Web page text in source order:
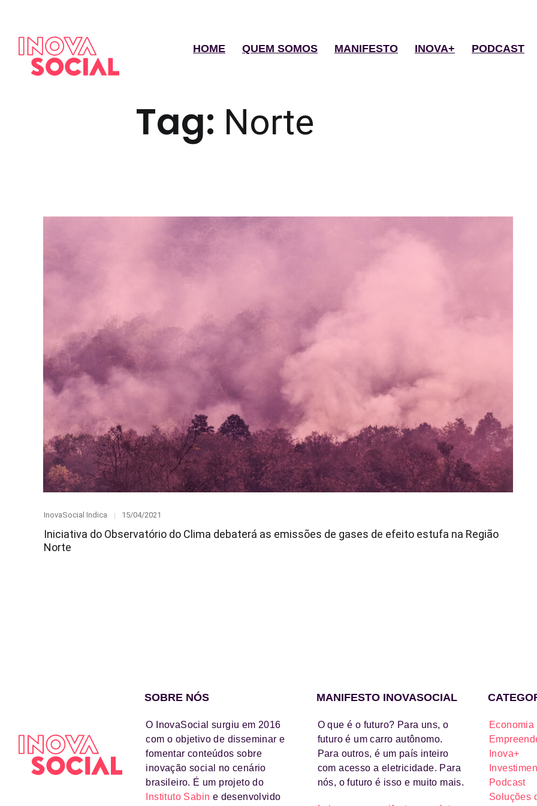
HOME QUEM SOMOS MANIFESTO INOVA+ PODCAST
Tag: Norte
Category
InovaSocial Indica
Posted
15/04/2021
Iniciativa do Observatório do Clima debaterá as emissões de gases de efeito estufa na Região
Norte
SOBRE NÓS
O InovaSocial surgiu em 2016
com o objetivo de disseminar e
fomentar conteúdos sobre
inovação social no cenário
brasileiro. É um projeto do
Instituto Sabin e desenvolvido
MANIFESTO INOVASOCIAL
O que é o futuro? Para uns, o
futuro é um carro autônomo.
Para outros, é um país inteiro
com acesso a eletricidade. Para
nós, o futuro é isso e muito mais.
Inova+
Podcast
Soluções